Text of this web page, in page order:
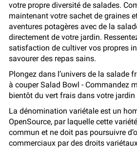
votre propre diversité de salades.
maintenant votre sachet de graines
aventures potagères avec de la
directement de votre jardin.
satisfaction de cultiver vos propres
savourer des repas sains.
Plongez dans l’univers de la salade
à couper Salad Bowl - Commandez
bientôt du vert frais dans votre jardin
La dénomination variétale est un
OpenSource, par laquelle cette
commun et ne doit pas poursuivre
commerciaux par des droits